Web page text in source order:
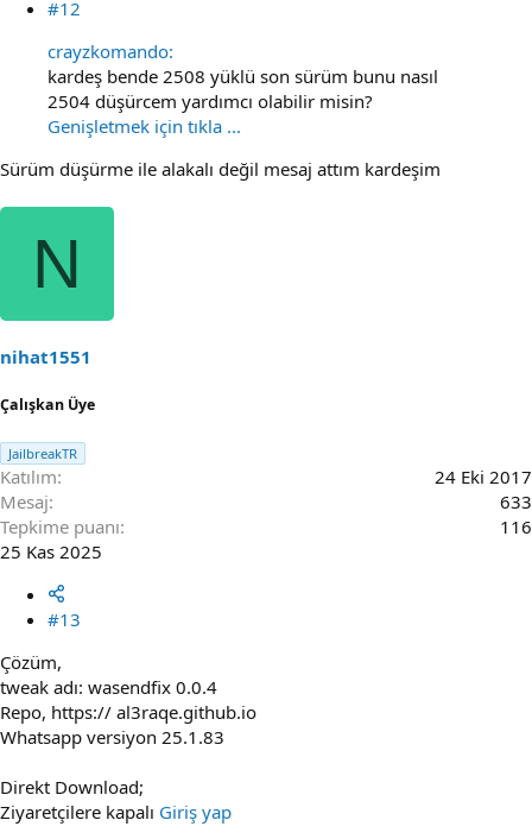
#12
crayzkomando:
kardeş bende 2508 yüklü son sürüm bunu nasıl
2504 düşürcem yardımcı olabilir misin?
Genişletmek için tıkla ...
Sürüm düşürme ile alakalı değil mesaj attım kardeşim
N
nihat1551
Çalışkan Üye
JailbreakTR
Katılım
24 Eki 2017
Mesaj
633
Tepkime puanı
116
25 Kas 2025
#13
Çözüm,
tweak adı: wasendfix 0.0.4
Repo, https:// al3raqe.github.io
Whatsapp versiyon 25.1.83
Direkt Download;
Ziyaretçilere kapalı Giriş yap